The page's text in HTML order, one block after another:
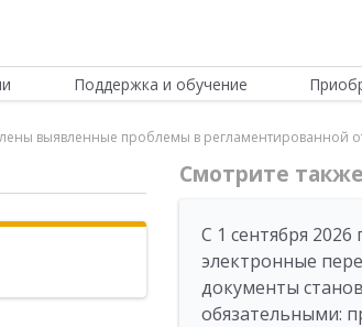
Поддержка и обучение
выявленные проблемы в регламентированной
Смотрите также
С 1 сентября 2026
электронные
документы
обязательными: